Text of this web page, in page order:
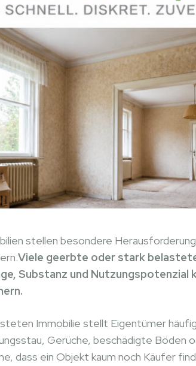
stellen besondere
Viele geerbte oder stark
Substanz und
Immobilie stellt Eigentümer
Gerüche, beschädigte Böden
dass ein Objekt kaum noch Käufer